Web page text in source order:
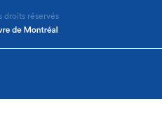
droits réservés